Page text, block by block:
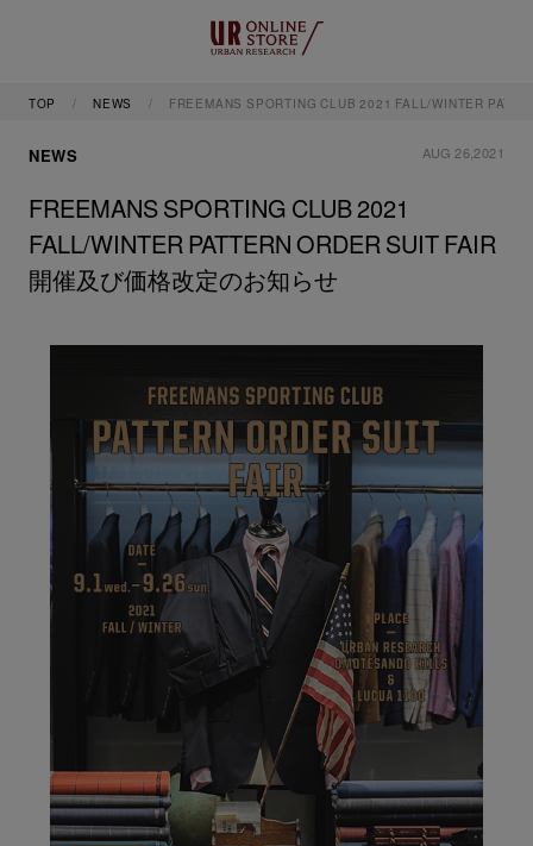
TOP NEWS FREEMANS SPORTING CLUB 2021 FALL/WINTER
NEWS AUG 26,2021
FREEMANS SPORTING CLUB 2021
FALL/WINTER PATTERN ORDER SUIT FAIR
開催及び価格改定のお知らせ